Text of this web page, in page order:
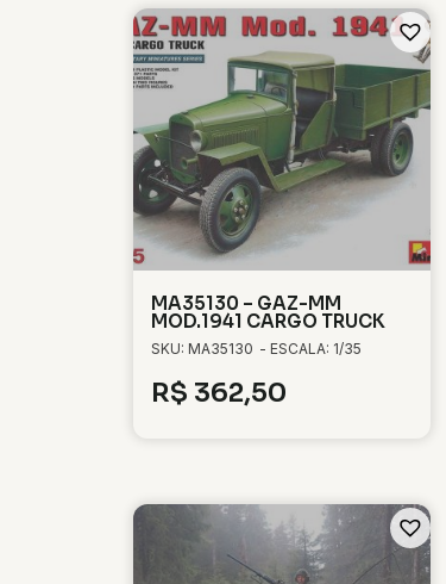
MA35130 – GAZ-MM
MOD.1941 CARGO TRUCK
SKU: MA35130 - ESCALA: 1/35
R$ 362,50